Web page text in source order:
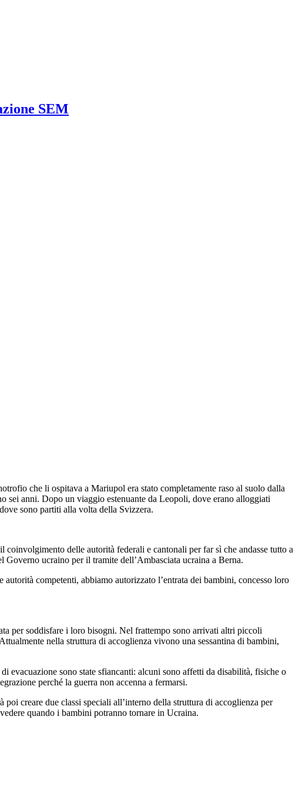
SEM
che li ospitava a Mariupol era stato completamente raso al suolo dalla
sei anni. Dopo un viaggio estenuante da Leopoli, dove erano alloggiati
sono partiti alla volta della Svizzera.
delle autorità federali e cantonali per far sì che andasse tutto a
Governo ucraino per il tramite dell’Ambasciata ucraina a Berna.
competenti, abbiamo autorizzato l’entrata dei bambini, concesso loro
per soddisfare i loro bisogni. Nel frattempo sono arrivati altri piccoli
nella struttura di accoglienza vivono una sessantina di bambini,
sono state sfiancanti: alcuni sono affetti da disabilità, fisiche o
perché la guerra non accenna a fermarsi.
creare due classi speciali all’interno della struttura di accoglienza per
quando i bambini potranno tornare in Ucraina.